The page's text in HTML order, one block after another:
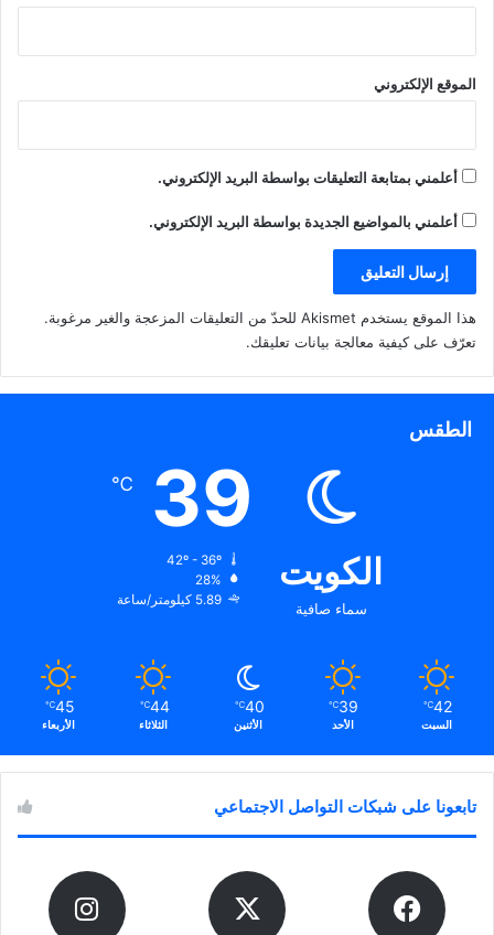
الموقع الإلكتروني
أعلمني بمتابعة التعليقات بواسطة البريد الإلكتروني.
أعلمني بالمواضيع الجديدة بواسطة البريد الإلكتروني.
هذا الموقع يستخدم Akismet للحدّ من التعليقات المزعجة والغير مرغوبة.
تعرّف على كيفية معالجة بيانات تعليقك.
الطقس
الكويت
سماء صافية
39
℃
28%
5.89 كيلومتر/ساعة
42
℃
السبت
39
℃
الأحد
40
℃
الأثنين
44
℃
الثلاثاء
45
℃
الأربعاء
تابعونا على شبكات التواصل الاجتماعي